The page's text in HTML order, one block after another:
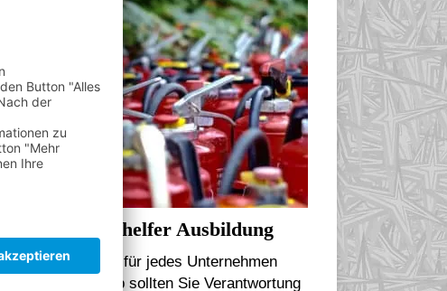
Brandschutzhelfer Ausbildung
Brandschutz ist für jedes Unternehmen
wichtig! Deshalb sollten Sie Verantwortung